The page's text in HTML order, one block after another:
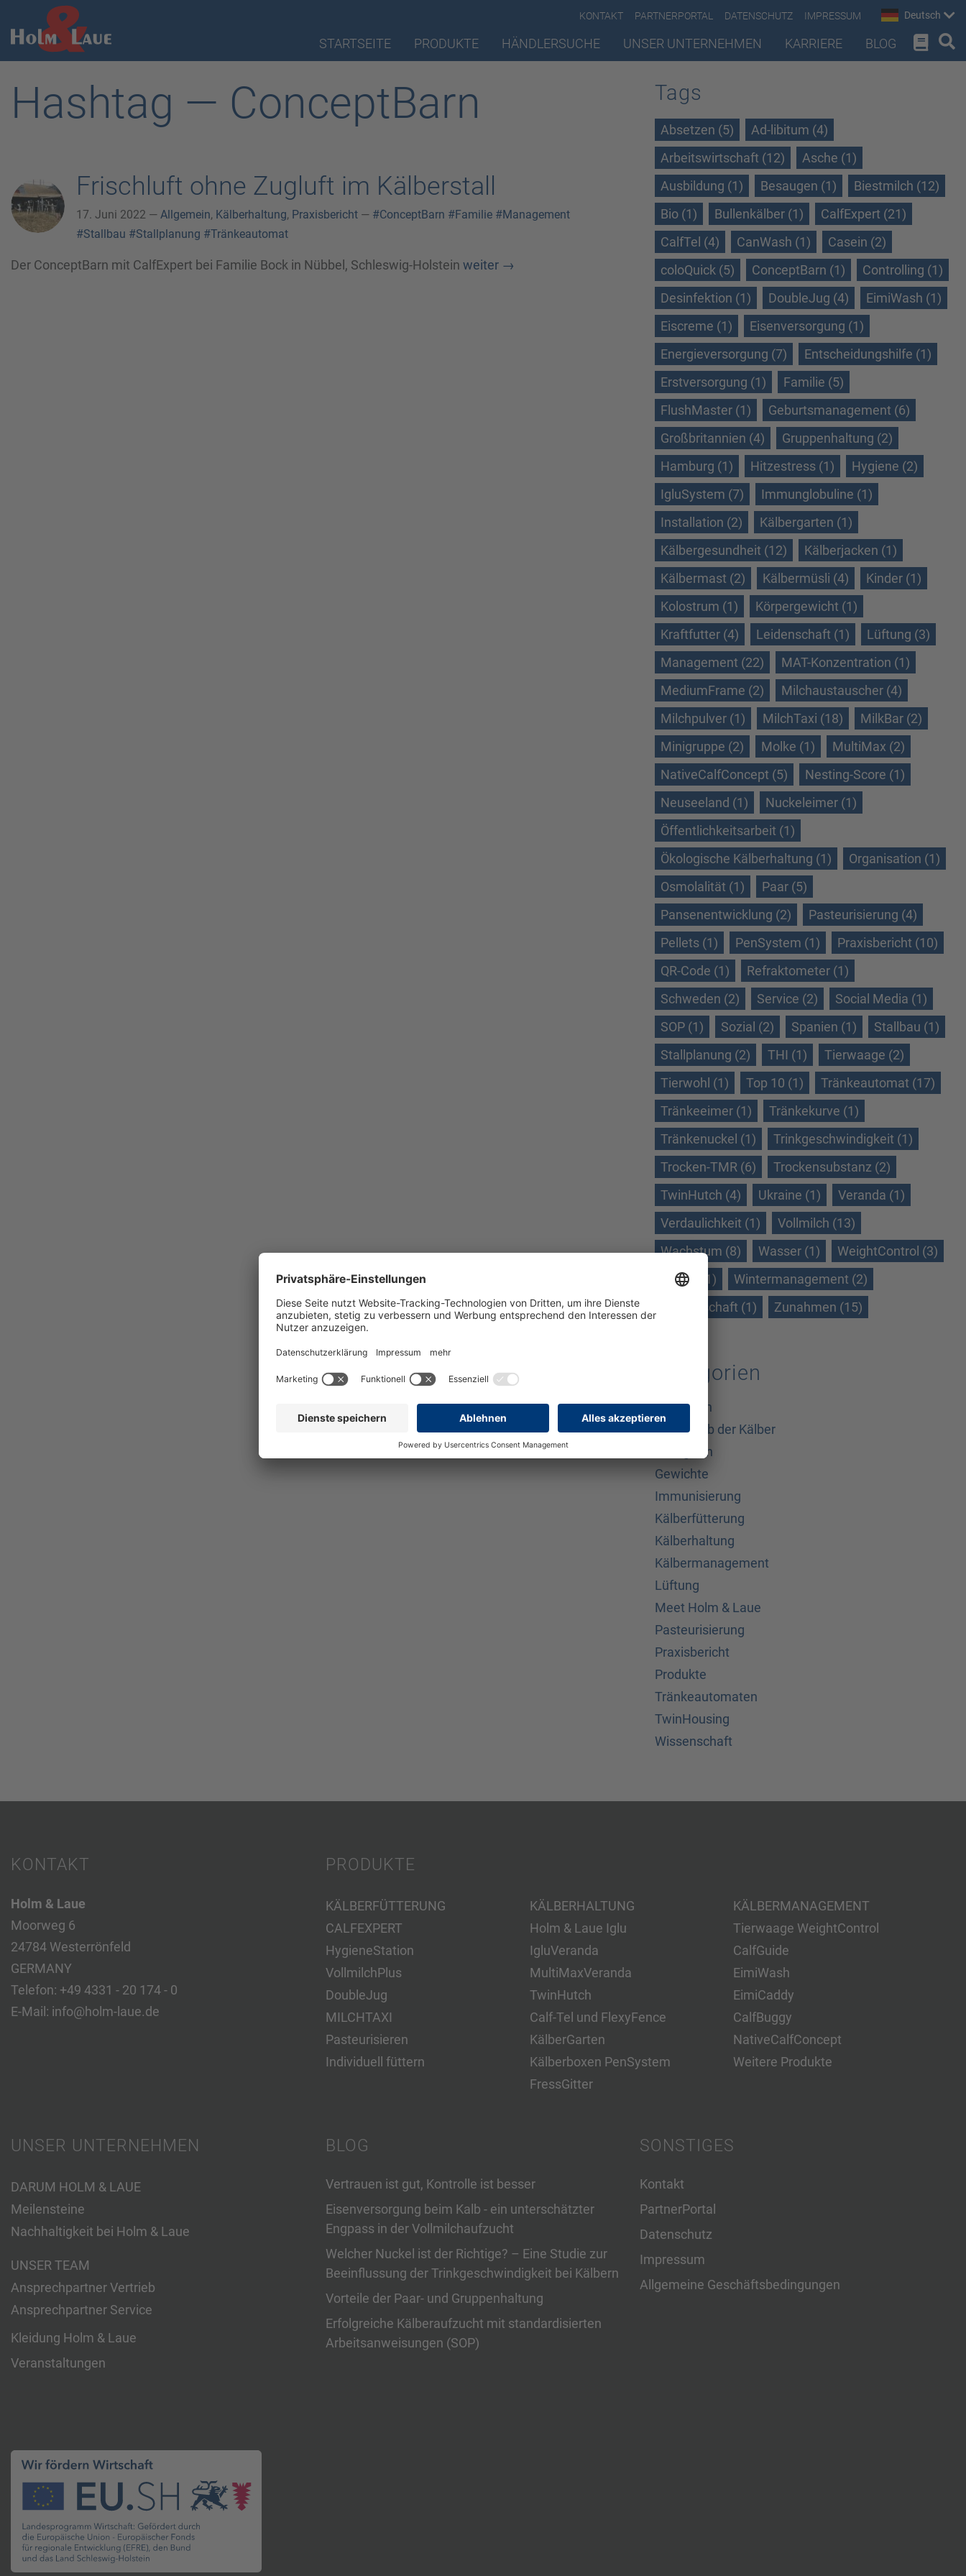
KONTAKT PARTNERPORTAL DATENSCHUTZ IMPRESSUM Deutsch
STARTSEITE PRODUKTE HÄNDLERSUCHE UNSER UNTERNEHMEN KARRIERE BLOG
Hashtag — ConceptBarn
Frischluft ohne Zugluft im Kälberstall
17. Juni 2022 — Allgemein, Kälberhaltung, Praxisbericht — #ConceptBarn #Familie #Management
#Stallbau #Stallplanung #Tränkeautomat
Der ConceptBarn mit CalfExpert bei Familie Bock in Nübbel, Schleswig-Holstein weiter →
Tags
Absetzen (5)
Ad-libitum (4)
Arbeitswirtschaft (12)
Asche (1)
Ausbildung (1)
Besaugen (1)
Biestmilch (12)
Bio (1)
Bullenkälber (1)
CalfExpert (21)
CalfTel (4)
CanWash (1)
Casein (2)
coloQuick (5)
ConceptBarn (1)
Controlling (1)
Desinfektion (1)
DoubleJug (4)
EimiWash (1)
Eiscreme (1)
Eisenversorgung (1)
Energieversorgung (7)
Entscheidungshilfe (1)
Erstversorgung (1)
Familie (5)
FlushMaster (1)
Geburtsmanagement (6)
Großbritannien (4)
Gruppenhaltung (2)
Hamburg (1)
Hitzestress (1)
Hygiene (2)
IgluSystem (7)
Immunglobuline (1)
Installation (2)
Kälbergarten (1)
Kälbergesundheit (12)
Kälberjacken (1)
Kälbermast (2)
Kälbermüsli (4)
Kinder (1)
Kolostrum (1)
Körpergewicht (1)
Kraftfutter (4)
Leidenschaft (1)
Lüftung (3)
Management (22)
MAT-Konzentration (1)
MediumFrame (2)
Milchaustauscher (4)
Milchpulver (1)
MilchTaxi (18)
MilkBar (2)
Minigruppe (2)
Molke (1)
MultiMax (2)
NativeCalfConcept (5)
Nesting-Score (1)
Neuseeland (1)
Nuckeleimer (1)
Öffentlichkeitsarbeit (1)
Ökologische Kälberhaltung (1)
Organisation (1)
Osmolalität (1)
Paar (5)
Pansenentwicklung (2)
Pasteurisierung (4)
Pellets (1)
PenSystem (1)
Praxisbericht (10)
QR-Code (1)
Refraktometer (1)
Schweden (2)
Service (2)
Social Media (1)
SOP (1)
Sozial (2) Spanien (1)
Stallbau (1)
Stallplanung (2)
THI (1)
Tierwaage (2)
Tierwohl (1)
Top 10 (1)
Tränkeautomat (17)
Tränkeeimer (1)
Tränkekurve (1)
Tränkenuckel (1)
Trinkgeschwindigkeit (1)
Trocken-TMR (6)
Trockensubstanz (2)
TwinHutch (4)
Ukraine (1)
Veranda (1)
Verdaulichkeit (1)
Vollmilch (13)
Wachstum (8)
Wasser (1)
WeightControl (3)
Winter (1)
Wintermanagement (2)
Wissenschaft (1)
Zunahmen (15)
Kategorien
Allgemein
Außerhalb der Kälber
Biologisch
Gewichte
Immunisierung
Kälberfütterung
Kälberhaltung
Kälbermanagement
Lüftung
Meet Holm & Laue
Pasteurisierung
Praxisbericht
Produkte
Tränkeautomaten
TwinHousing
Wissenschaft
KONTAKT
Holm & Laue
Moorweg 6
24784 Westerrönfeld
GERMANY
Telefon: +49 4331 - 20 174 - 0
E-Mail: info@holm-laue.de
PRODUKTE
KÄLBERFÜTTERUNG
CALFEXPERT
HygieneStation
VollmilchPlus
DoubleJug
MILCHTAXI
Pasteurisieren
Individuell füttern
KÄLBERHALTUNG
Holm & Laue Iglu
IgluVeranda
MultiMaxVeranda
TwinHutch
Calf-Tel und FlexyFence
KälberGarten
Kälberboxen PenSystem
FressGitter
KÄLBERMANAGEMENT
Tierwaage WeightControl
CalfGuide
EimiWash
EimiCaddy
CalfBuggy
NativeCalfConcept
Weitere Produkte
UNSER UNTERNEHMEN
DARUM HOLM & LAUE
Meilensteine
Nachhaltigkeit bei Holm & Laue
UNSER TEAM
Ansprechpartner Vertrieb
Ansprechpartner Service
Kleidung Holm & Laue
Veranstaltungen
BLOG
Vertrauen ist gut, Kontrolle ist besser
Eisenversorgung beim Kalb - ein unterschätzter
Engpass in der Vollmilchaufzucht
Welcher Nuckel ist der Richtige? – Eine Studie zur
Beeinflussung der Trinkgeschwindigkeit bei Kälbern
Vorteile der Paar- und Gruppenhaltung
Erfolgreiche Kälberaufzucht mit standardisierten
Arbeitsanweisungen (SOP)
SONSTIGES
Kontakt
PartnerPortal
Datenschutz
Impressum
Allgemeine Geschäftsbedingungen